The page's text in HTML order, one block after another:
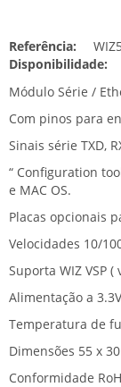
Referência:
Disponibilidade:
Módulo Série /
Com pinos para
Sinais série TXD,
“ Configuration
e MAC OS.
Placas opcionais
Velocidades 10/
Suporta WIZ VSP
Alimentação a
Temperatura de
Dimensões 55 x
Conformidade